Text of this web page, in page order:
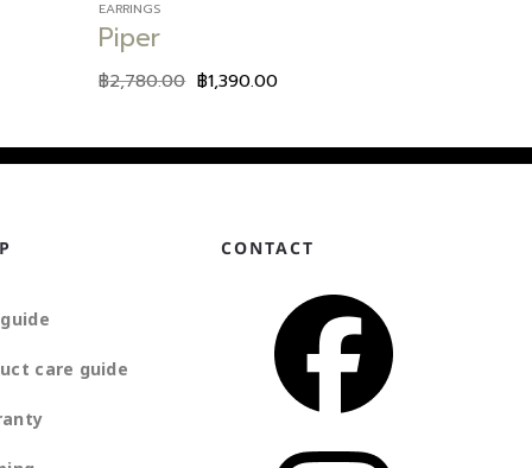
EARRINGS
Piper
฿2,780.00 ฿1,390.00
care guide
CONTACT